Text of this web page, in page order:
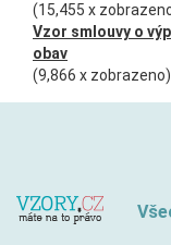
(15,455 x
Vzor smlouvy o
obav
(9,866 x zobrazeno)